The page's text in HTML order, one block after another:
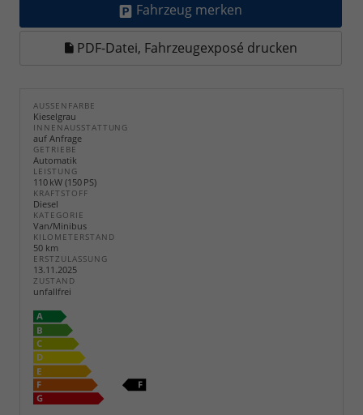
Fahrzeug merken
PDF-Datei, Fahrzeugexposé drucken
AUSSENFARBE
Kieselgrau
INNENAUSSTATTUNG
auf Anfrage
GETRIEBE
Automatik
LEISTUNG
110 kW (150 PS)
KRAFTSTOFF
Diesel
KATEGORIE
Van/Minibus
KILOMETERSTAND
50 km
ERSTZULASSUNG
13.11.2025
ZUSTAND
unfallfrei